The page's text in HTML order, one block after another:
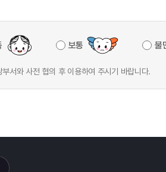
보통 불
서와 사전 협의 후 이용하여 주시기 바랍니다.